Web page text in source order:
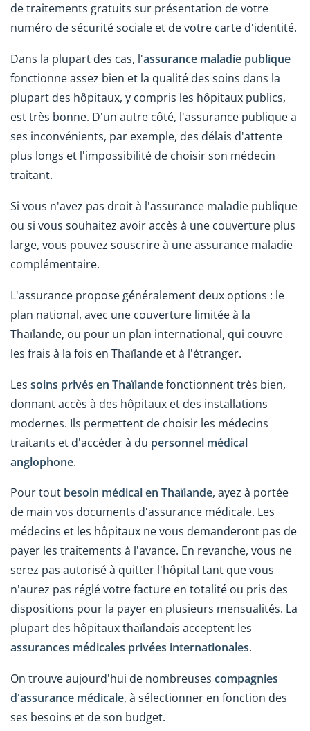
de traitements gratuits sur présentation de votre
numéro de sécurité sociale et de votre carte d'identité.
Dans la plupart des cas, l'assurance maladie publique
fonctionne assez bien et la qualité des soins dans la
plupart des hôpitaux, y compris les hôpitaux publics,
est très bonne. D'un autre côté, l'assurance publique a
ses inconvénients, par exemple, des délais d'attente
plus longs et l'impossibilité de choisir son médecin
traitant.
Si vous n'avez pas droit à l'assurance maladie publique
ou si vous souhaitez avoir accès à une couverture plus
large, vous pouvez souscrire à une assurance maladie
complémentaire.
L'assurance propose généralement deux options : le
plan national, avec une couverture limitée à la
Thaïlande, ou pour un plan international, qui couvre
les frais à la fois en Thaïlande et à l'étranger.
Les soins privés en Thaïlandefonctionnent très bien,
donnant accès à des hôpitaux et des installations
modernes. Ils permettent de choisir les médecins
traitants et d'accéder à du personnel médical
anglophone.
Pour tout besoin médical en Thaïlande, ayez à portée
de main vos documents d'assurance médicale. Les
médecins et les hôpitaux ne vous demanderont pas de
payer les traitements à l'avance. En revanche, vous ne
serez pas autorisé à quitter l'hôpital tant que vous
n'aurez pas réglé votre facture en totalité ou pris des
dispositions pour la payer en plusieurs mensualités. La
plupart des hôpitaux thaïlandais acceptent les
assurances médicales privées internationales.
On trouve aujourd'hui de nombreuses compagnies
d'assurance médicale, à sélectionner en fonction des
ses besoins et de son budget.